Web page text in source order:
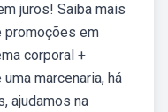
juros! Saiba mais
em
corporal +
marcenaria, há
ajudamos na